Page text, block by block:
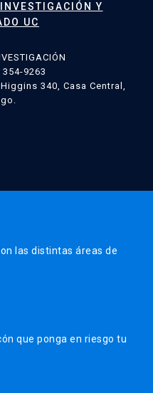
Y
UC
9263
340, Casa Central,
las distintas áreas de
que ponga en riesgo tu